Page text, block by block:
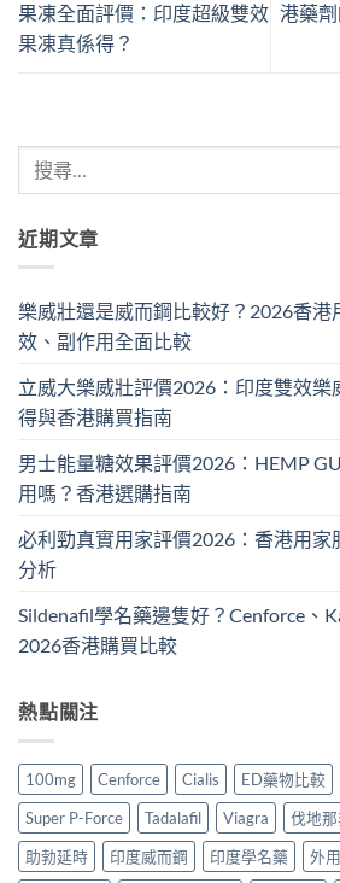
果凍全面評價：印度超級雙效
果凍真係得？
港藥
近期文章
樂威壯還是威而鋼比較好？2026香港
效、副作用全面比較
立威大樂威壯評價2026：印度雙效樂
得與香港購買指南
男士能量糖效果評價2026：HEMP
用嗎？香港選購指南
必利勁真實用家評價2026：香港用家
分析
Sildenafil學名藥邊隻好？Cenforce、
2026香港購買比較
熱點關注
100mg Cenforce Cialis ED藥物比較
Super P-Force
Tadalafil Viagra 伐地
助勃延時
印度威而鋼 印度學名藥 外